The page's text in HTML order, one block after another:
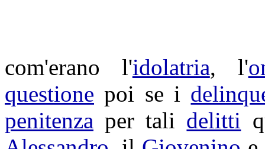
com'erano l'idolatria, l'
questione poi se i
penitenza per tali delitti